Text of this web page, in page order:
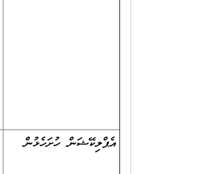
އެޕްލިކޭޝަން ހުށަހެޅުން